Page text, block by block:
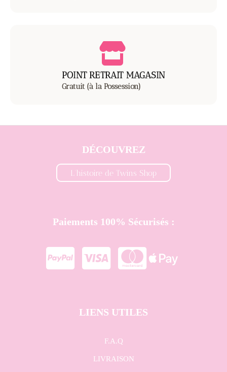
POINT RETRAIT MAGASIN
Gratuit (à la Possession)
DÉCOUVREZ
L'histoire de Twins Shop
Paiements 100% Sécurisés :
   
LIENS UTILES
F.A.Q
LIVRAISON